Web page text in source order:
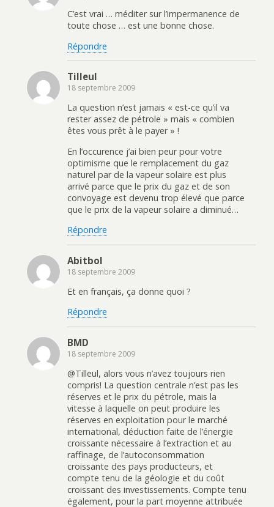
C’est vrai … méditer sur l’impermanence de
toute chose … est une bonne chose.
Répondre
Tilleul
18 septembre 2009
La question n’est jamais « est-ce qu’il va
rester assez de pétrole » mais « combien
êtes vous prêt à le payer » !
En l’occurence j’ai bien peur pour votre
optimisme que le remplacement du gaz
naturel par de la vapeur solaire est plus
arrivé parce que le prix du gaz et de son
convoyage est devenu trop élevé que parce
que le prix de la vapeur solaire a diminué…
Répondre
Abitbol
18 septembre 2009
Et en français, ça donne quoi ?
Répondre
BMD
18 septembre 2009
@Tilleul, alors vous n’avez toujours rien
compris! La question centrale n’est pas les
réserves et le prix du pétrole, mais la
vitesse à laquelle on peut produire les
réserves en exploitation pour le marché
international, déduction faite de l’énergie
croissante nécessaire à l’extraction et au
raffinage, de l’autoconsommation
croissante des pays producteurs, et
compte tenu de la géologie et du coût
croissant des investissements. Compte tenu
également, pour la part moyenne attribuée